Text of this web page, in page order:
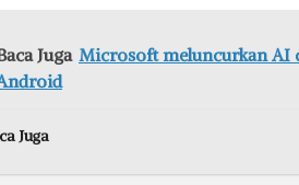
Juga Microsoft meluncurkan AI
Juga